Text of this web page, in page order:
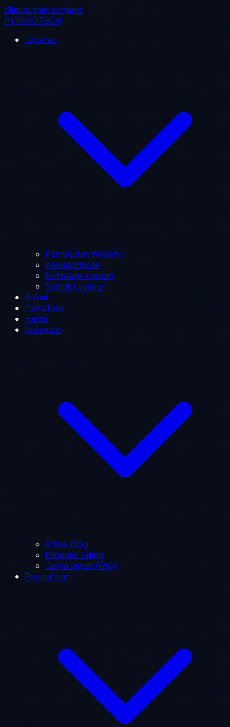
Skip to main content
PYTAGOTECH
Layanan
Pembuatan Website
Aplikasi Mobile
Software Kustom
Semua Layanan
Solusi
Portofolio
Harga
Wawasan
Artikel Blog
Panduan Teknis
Tanya Jawab (FAQ)
Perusahaan